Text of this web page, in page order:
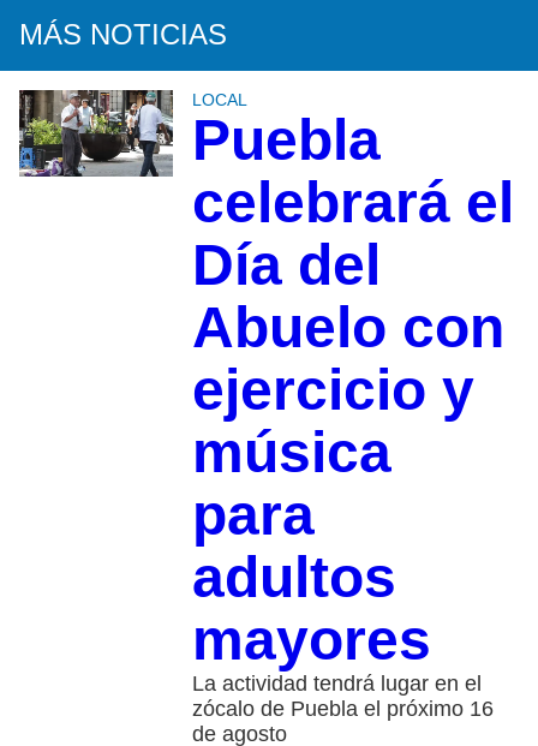
MÁS NOTICIAS
LOCAL
Puebla
celebrará el
Día del
Abuelo con
ejercicio y
música
para
adultos
mayores
La actividad tendrá lugar en el
zócalo de Puebla el próximo 16
de agosto